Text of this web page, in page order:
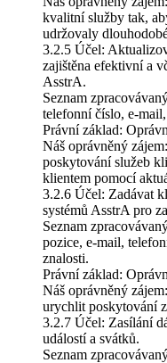
kvalitní služby tak,
udržovaly
3.2.5 Účel:
zajištěna efektivní a
AsstrA.
Seznam
telefonní číslo, e-
Právní základ:
Náš oprávněný
poskytování služeb
klientem pomocí
3.2.6 Účel: Zadávat
systémů AsstrA pro
Seznam
pozice, e-mail,
znalosti.
Právní základ:
Náš oprávněný
urychlit poskytování
3.2.7 Účel: Zasílání
událostí a svátků.
Seznam